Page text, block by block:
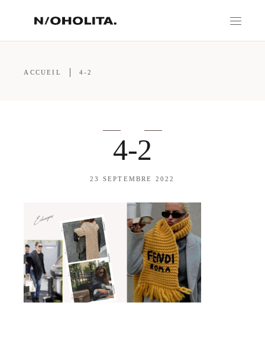
ACCUEIL 4-2
4-2
23 SEPTEMBRE 2022